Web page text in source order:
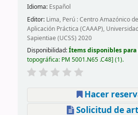
Idioma: Español
Editor: Lima, Perú : Centro Amazónico
Aplicación Práctica (CAAAP),
Sapientiae (UCSS) 2020
Disponibilidad:Ítems disponibles para
topográfica: PM 5001.N65 .C48 (1).
Hacer
Solicitud de